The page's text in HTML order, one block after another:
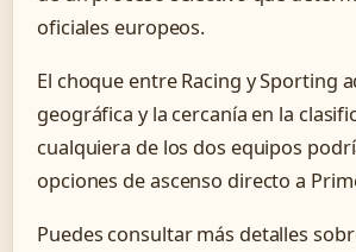
oficiales europeos.
El choque entre Racing y Sporting
geográfica y la cercanía en la
cualquiera de los dos equipos
opciones de ascenso directo a
Puedes consultar más detalles